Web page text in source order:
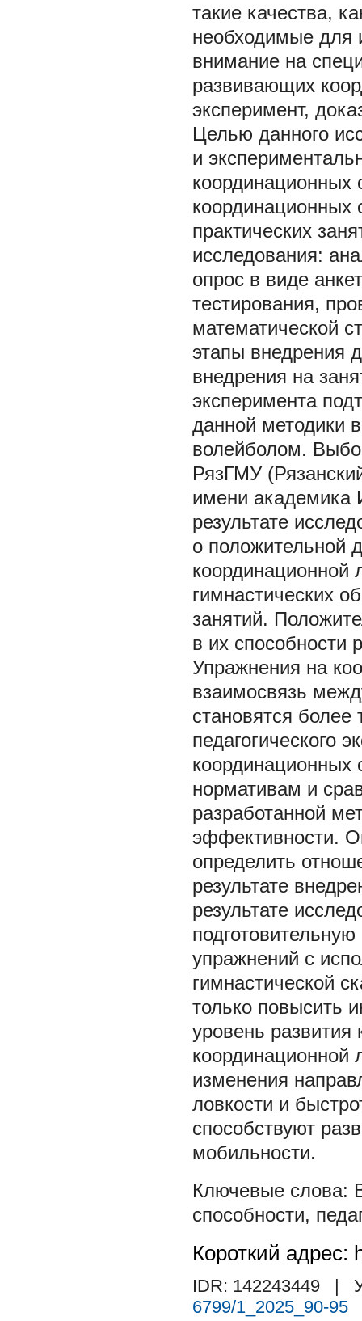
такие качества,
необходимые для
внимание на
развивающих
эксперимент,
Целью данного
и
координационных
практических
исследования:
опрос в виде
тестирования,
математической
этапы внедрения
внедрения на
эксперимента
данной методики
волейболом.
РязГМУ
имени академика
результате
о положительной
координационной
гимнастических
занятий.
в их способности
Упражнения на
взаимосвязь
становятся
педагогического
координационных
нормативам и
разработанной
эффективности.
определить
результате
результате
упражнений с
гимнастической
только повысить
уровень
координационной
изменения
ловкости и
способствуют
мобильности.
способности,
Короткий адрес:
IDR: 142243449
|
6799/1_2025_90-95